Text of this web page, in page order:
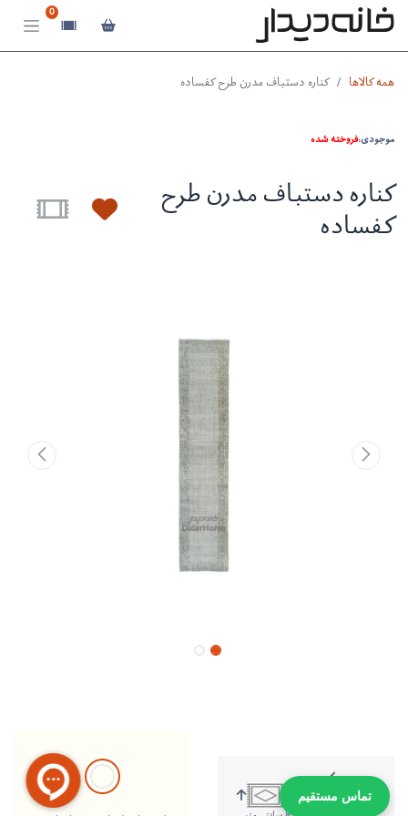
0
همه کالاها کناره دستباف مدرن طرح کفساده
موجودی:فروخته شده
کناره دستباف مدرن طرح
کفساده
تماس مستقیم